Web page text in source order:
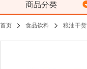
商品分类
首页 食品饮料 粮油干货